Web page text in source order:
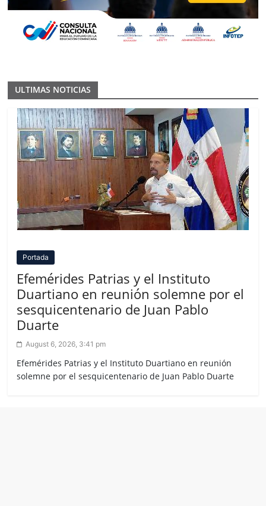
ULTIMAS NOTICIAS
Portada
Efemérides Patrias y el Instituto
Duartiano en reunión solemne por el
sesquicentenario de Juan Pablo
Duarte
August 6, 2026, 3:41 pm
Efemérides Patrias y el Instituto Duartiano en reunión
solemne por el sesquicentenario de Juan Pablo Duarte